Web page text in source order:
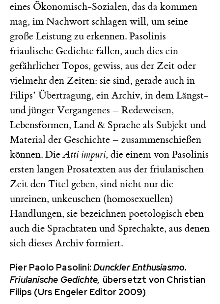
eines Ökonomisch-Sozialen, das da kommen
mag, im Nachwort schlagen will, um seine
große Leistung zu erkennen. Pasolinis
friaulische Gedichte fallen, auch dies ein
gefährlicher Topos, gewiss, aus der Zeit oder
vielmehr den Zeiten: sie sind, gerade auch in
Filips’ Übertragung, ein Archiv, in dem Längst-
und jünger Vergangenes – Redeweisen,
Lebensformen, Land & Sprache als Subjekt und
Material der Geschichte – zusammenschießen
können. DieAtti impuri, die einem von Pasolinis
ersten langen Prosatexten aus der friulanischen
Zeit den Titel geben, sind nicht nur die
unreinen, unkeuschen (homosexuellen)
Handlungen, sie bezeichnen poetologisch eben
auch die Sprachtaten und Sprechakte, aus denen
sich dieses Archiv formiert.
Pier Paolo Pasolini:Dunckler Enthusiasmo.
Friulanische Gedichte, übersetzt von Christian
Filips (Urs Engeler Editor 2009)